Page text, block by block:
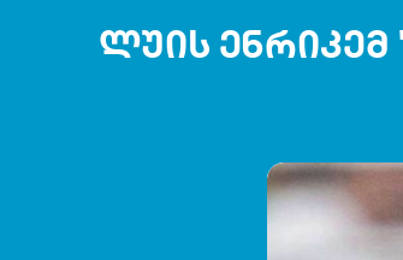
ლუის ენრიკემ